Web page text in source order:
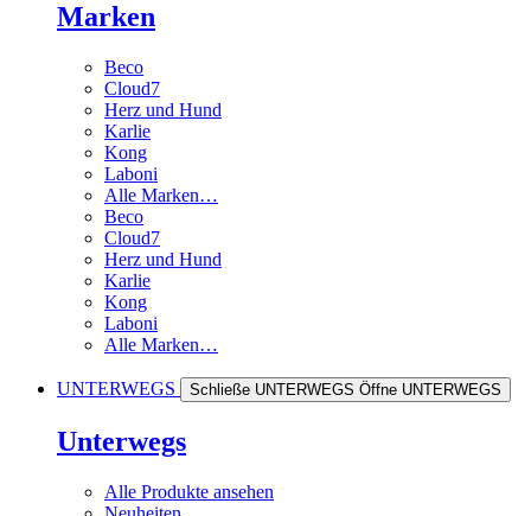
Marken
Beco
Cloud7
Herz und Hund
Karlie
Kong
Laboni
Alle Marken…
Beco
Cloud7
Herz und Hund
Karlie
Kong
Laboni
Alle Marken…
UNTERWEGS Schließe UNTERWEGS Öffne UNTERWEGS
Unterwegs
Alle Produkte ansehen